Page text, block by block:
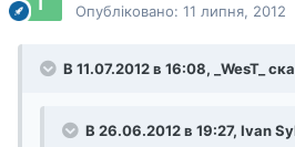
Опубліковано: 11 липня, 2012
В 11.07.2012 в 16:08, _WesT_
В 26.06.2012 в 19:27, Ivan